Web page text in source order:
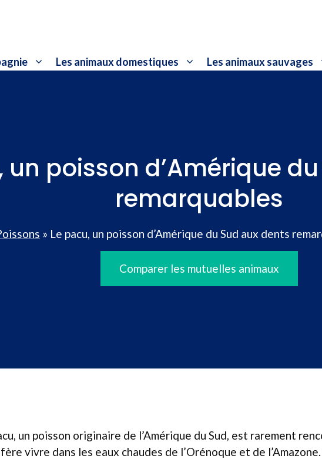
Les animaux domestiques Les animaux sauvages
un poisson d’Amérique
remarquables
» Le pacu, un poisson d’Amérique du Sud aux dents
Comparer les mutuelles animaux
un poisson originaire de l’Amérique du Sud, est rarement
vivre dans les eaux chaudes de l’Orénoque et de